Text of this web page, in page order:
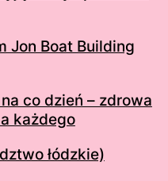
Jon Boat Building
co dzień – zdrowa
każdego
łódzkie)